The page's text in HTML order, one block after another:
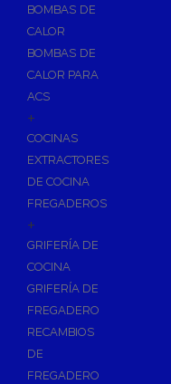
BOMBAS DE
CALOR
BOMBAS DE
CALOR PARA
ACS
+
COCINAS
EXTRACTORES
DE COCINA
FREGADEROS
+
GRIFERÍA DE
COCINA
GRIFERÍA DE
FREGADERO
RECAMBIOS
DE
FREGADERO